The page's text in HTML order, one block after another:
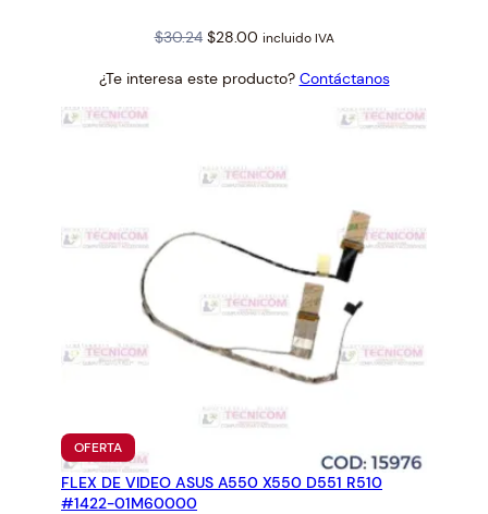
$30.24 Original
was:
$28.00Current
is:
incluido IVA
¿Te interesa este producto? Contáctanos
OFERTAPRODUCTO
EN
OFERTA
FLEX DE VIDEO ASUS A550 X550 D551 R510
#1422-01M60000